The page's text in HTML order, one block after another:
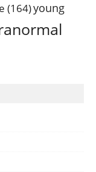
(164)young